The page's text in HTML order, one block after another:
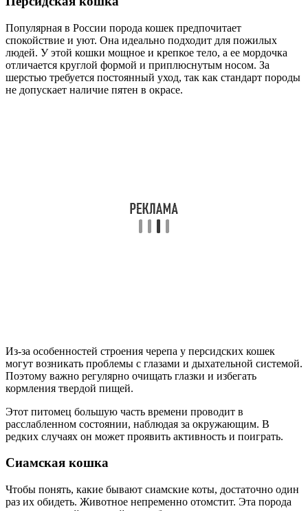
Популярная в России порода кошек предпочитает
спокойствие и уют. Она идеально подходит для пожилых
людей. У этой кошки мощное и крепкое тело, а ее мордочка
отличается круглой формой и приплюснутым носом. За
шерстью требуется постоянный уход, так как стандарт породы
не допускает наличие пятен в окрасе.
Из-за особенностей строения черепа у персидских кошек
могут возникать проблемы с глазами и дыхательной системой.
Поэтому важно регулярно очищать глазки и избегать
кормления твердой пищей.
Этот питомец большую часть времени проводит в
расслабленном состоянии, наблюдая за окружающим. В
редких случаях он может проявить активность и поиграть.
Сиамская кошка
Чтобы понять, какие бывают сиамские коты, достаточно один
раз их обидеть. Животное непременно отомстит. Эта порода